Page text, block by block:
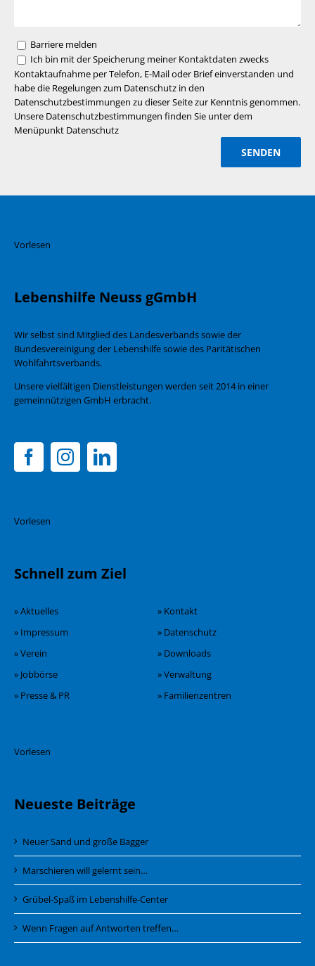
Barriere melden
Ich bin mit der Speicherung meiner Kontaktdaten zwecks
Kontaktaufnahme per Telefon, E-Mail oder Brief einverstanden und
habe die Regelungen zum Datenschutz in den
Datenschutzbestimmungen zu dieser Seite zur Kenntnis genommen.
Unsere Datenschutzbestimmungen finden Sie unter dem
Menüpunkt Datenschutz
Vorlesen
Lebenshilfe Neuss gGmbH
Wir selbst sind Mitglied des Landesverbands sowie der
Bundesvereinigung der Lebenshilfe sowie des Paritätischen
Wohlfahrtsverbands.
Unsere vielfältigen Dienstleistungen werden seit 2014 in einer
gemeinnützigen GmbH erbracht.
Vorlesen
Schnell zum Ziel
» Aktuelles
» Kontakt
» Impressum
» Datenschutz
» Verein
» Downloads
» Jobbörse
» Verwaltung
» Presse & PR
» Familienzentren
Vorlesen
Neueste Beiträge
Neuer Sand und große Bagger
Marschieren will gelernt sein…
Grübel-Spaß im Lebenshilfe-Center
Wenn Fragen auf Antworten treffen…